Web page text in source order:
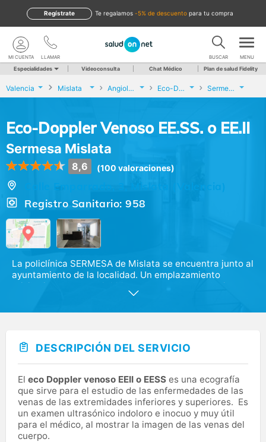
te regalamos -5% de descuento para tu compra
Regístrate
LLAMAR
MI CUENTA BUSCAR MENU
Especialidades Videoconsulta Chat Médico Plan de salud Fidelity
Valencia Mislata Angiología y Cirugía Vascular Eco-Doppler Venoso EE.SS. o EE.II Sermesa Mislata
Eco-Doppler Venoso EE.SS. o EE.II
Sermesa Mislata
8,6 (100 valoraciones)
Calle Emparrado, 3, Mislata (Valencia)
Registro Sanitario: 958
La policlínica SERMESA de Mislata se encuentra junto al
ayuntamiento de la localidad. Un emplazamiento
privilegiado de unos 3.000 metros cuadrados dedicados
a todas las áreas de la salud. En las policlínicas de
DESCRIPCIÓN DEL SERVICIO
El eco Doppler venoso EEII o EESS es una ecografía
que sirve para el estudio de las enfermedades de las
venas de las extremidades inferiores y superiores. Es
un examen ultrasónico indoloro e inocuo y muy útil
para el médico, al mostrar la imagen de las venas del
cuerpo.